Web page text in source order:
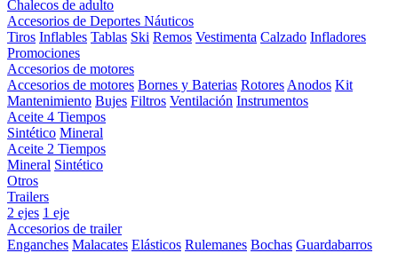
Chalecos de adulto
Accesorios de Deportes Náuticos
Tiros Inflables Tablas Ski Remos Vestimenta Calzado Infladores
Promociones
Accesorios de motores
Accesorios de motores Bornes y Baterias Rotores Anodos Kit
Mantenimiento Bujes Filtros Ventilación Instrumentos
Aceite 4 Tiempos
Sintético Mineral
Aceite 2 Tiempos
Mineral Sintético
Otros
Trailers
2 ejes 1 eje
Accesorios de trailer
Enganches Malacates Elásticos Rulemanes Bochas Guardabarros